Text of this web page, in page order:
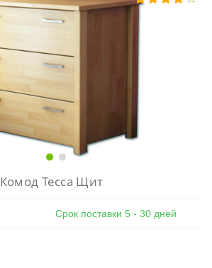
Комод Тесса Щит
Срок поставки 5 - 30 дней